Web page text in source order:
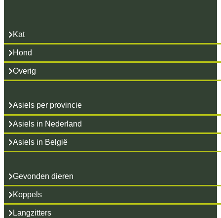
Kat
Hond
Overig
Asiels per provincie
Asiels in Nederland
Asiels in België
Gevonden dieren
Koppels
Langzitters